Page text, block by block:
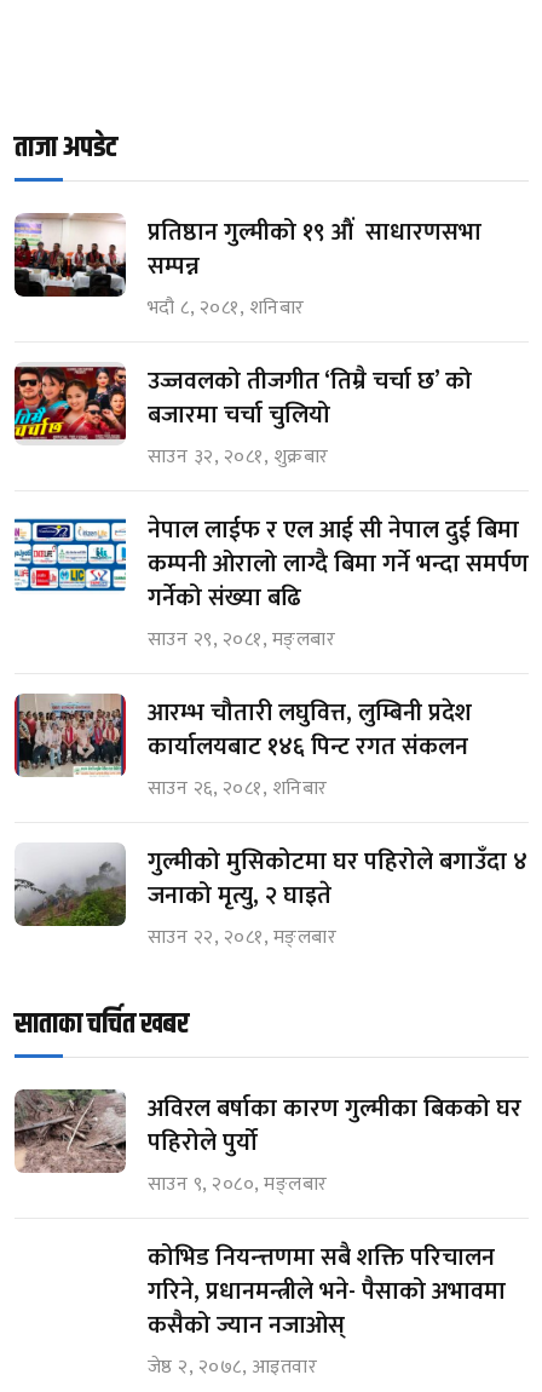
ताजा अपडेट
प्रतिष्ठान गुल्मीको १९ औं साधारणसभा
सम्पन्न
भदौ ८, २०८१, शनिबार
उज्जवलको तीजगीत ‘तिम्रै चर्चा छ’ को
बजारमा चर्चा चुलियो
साउन ३२, २०८१, शुक्रबार
नेपाल लाईफ र एल आई सी नेपाल दुई बिमा
कम्पनी ओरालो लाग्दै बिमा गर्ने भन्दा समर्पण
गर्नेको संख्या बढि
साउन २९, २०८१, मङ्लबार
आरम्भ चौतारी लघुवित्त, लुम्बिनी प्रदेश
कार्यालयबाट १४६ पिन्ट रगत संकलन
साउन २६, २०८१, शनिबार
गुल्मीको मुसिकोटमा घर पहिरोले बगाउँदा ४
जनाको मृत्यु, २ घाइते
साउन २२, २०८१, मङ्लबार
साताका चर्चित खबर
अविरल बर्षाका कारण गुल्मीका बिकको घर
पहिरोले पुर्यो
साउन ९, २०८०, मङ्लबार
कोभिड नियन्त्तणमा सबै शक्ति परिचालन
गरिने, प्रधानमन्त्रीले भने- पैसाको अभावमा
कसैको ज्यान नजाओस्
जेष्ठ २, २०७८, आइतवार